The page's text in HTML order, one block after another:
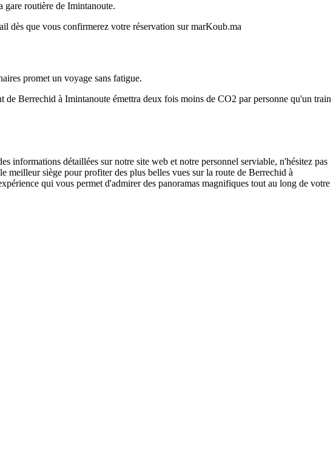
gare routière de Imintanoute.
dès que vous confirmerez votre réservation sur marKoub.ma
promet un voyage sans fatigue.
Berrechid à Imintanoute émettra deux fois moins de CO2 par personne qu'un train
informations détaillées sur notre site web et notre personnel serviable, n'hésitez pas
meilleur siège pour profiter des plus belles vues sur la route de Berrechid à
qui vous permet d'admirer des panoramas magnifiques tout au long de votre